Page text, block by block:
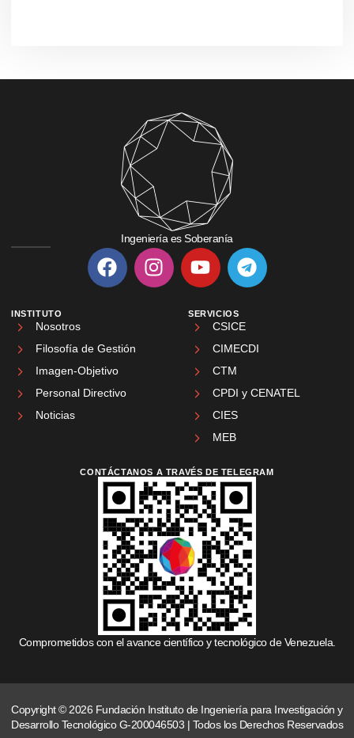
Ingeniería es Soberanía
INSTITUTO
Nosotros
Filosofía de Gestión
Imagen-Objetivo
Personal Directivo
Noticias
SERVICIOS
CSICE
CIMECDI
CTM
CPDI y CENATEL
CIES
MEB
CONTÁCTANOS A TRAVÉS DE TELEGRAM
Comprometidos con el avance científico y tecnológico de Venezuela.
Copyright © 2026 Fundación Instituto de Ingeniería para Investigación y
Desarrollo Tecnológico G-200046503 | Todos los Derechos Reservados